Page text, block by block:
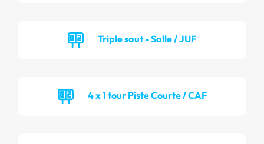
Triple saut - Salle / JUF
4 x 1 tour Piste Courte / CAF